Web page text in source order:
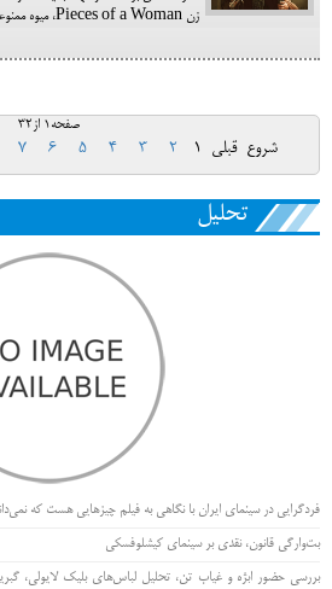
زن Pieces of a Woman، میوه ممنوعه یا نماد آگاهی (1) دیدگاه
صفحه1 از32
شروع قبلی 1
2
3
4
5
6
7
تحلیل
فردگرایی در سینمای ایران با نگاهی به فیلم چیزهایی هست که
بت‌وارگی قانون، نقدی بر سینمای کیشلوفسکی
بررسی حضور ابژه و غیاب تن، تحلیل لباس‌های بلیک لایولی،